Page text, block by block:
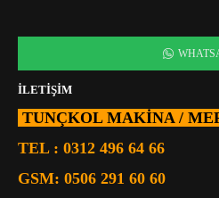
İLETİŞİM
TUNÇKOL MAKİNA /
TEL : 0312 496 64 66
GSM: 0506 291 60 60